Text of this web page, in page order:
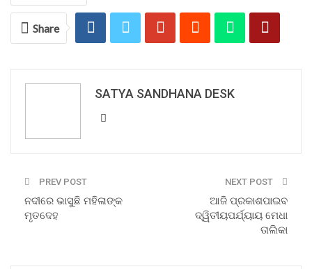
Share
SATYA SANDHANA DESK
PREV POST
ନଦୀରେ ଭାସୁଛି ମହିଳାଙ୍କ
ମୃତଦେହ
NEXT POST
ଆଜି ପ୍ରକାଶପାଇବ
ଦ୍ୱିତୀୟପର୍ଯ୍ୟାୟ ମେଧା
ତାଲିକା